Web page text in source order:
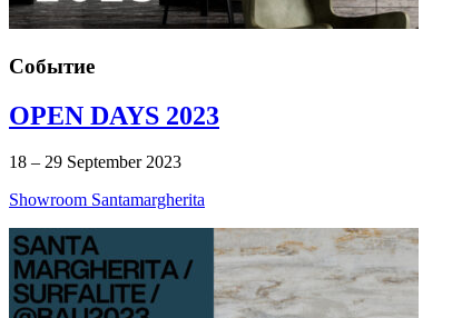
Событие
OPEN DAYS 2023
18 – 29 September 2023
Showroom Santamargherita